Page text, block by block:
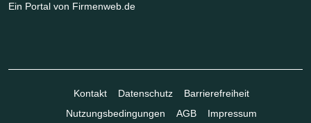
Ein Portal von Firmenweb.de
Kontakt Datenschutz
Barrierefreiheit
Nutzungsbedingungen
AGB Impressum